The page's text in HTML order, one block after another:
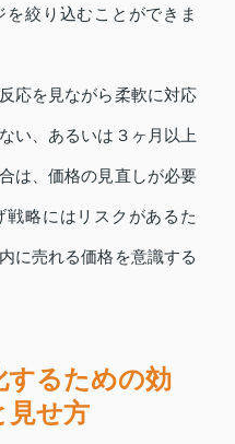
絞り込むことができま
応を見ながら柔軟に対応
い、あるいは３ヶ月以上
は、価格の見直しが必要
戦略にはリスクがあるた
に売れる価格を意識する
するための効
見せ方